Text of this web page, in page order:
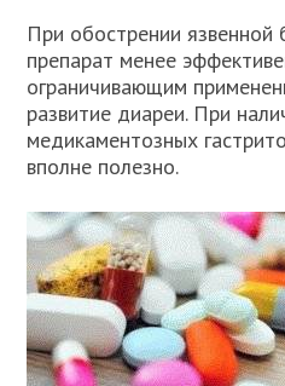
При обострении язвенной
препарат менее
ограничивающим
развитие диареи. При
медикаментозных
вполне полезно.